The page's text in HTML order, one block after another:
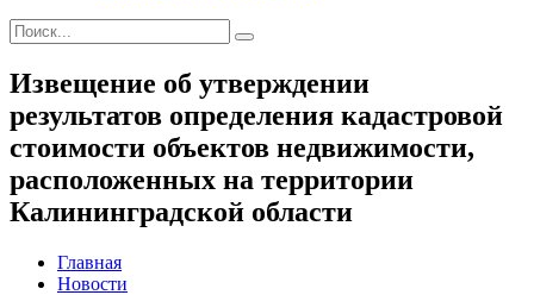
Извещение об утверждении
результатов определения кадастровой
стоимости объектов недвижимости,
расположенных на территории
Калининградской области
Главная
Новости